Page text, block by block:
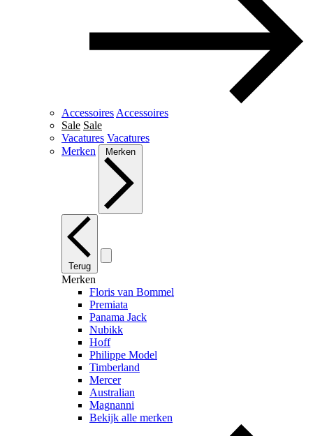
Accessoires Accessoires
Sale Sale
Vacatures Vacatures
Merken
Merken
Terug
Merken
Floris van Bommel
Premiata
Panama Jack
Nubikk
Hoff
Philippe Model
Timberland
Mercer
Australian
Magnanni
Bekijk alle merken